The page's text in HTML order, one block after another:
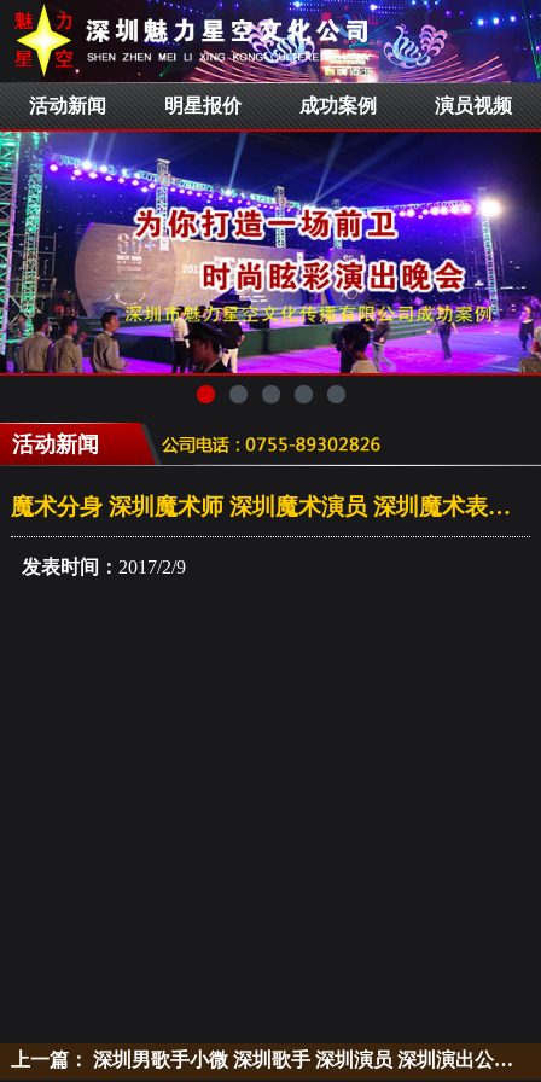
活动新闻 明星报价 成功案例 演员视频
活动新闻
魔术分身 深圳魔术师 深圳魔术演员 深圳魔术表演 魔术公司
发表时间： 2017/2/9
上一篇： 深圳男歌手小微 深圳歌手 深圳演员 深圳演出公司 演出策划公司